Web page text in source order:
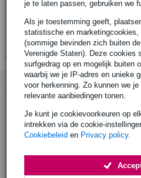
je te laten passen, gebruiken we
Als je toestemming geeft,
statistische en
(sommige bevinden zich buiten
Verenigde Staten). Deze cookies
surfgedrag op en mogelijk buiten
waarbij we je IP-adres en unieke
voor herkenning. Zo kunnen we
relevante aanbiedingen tonen.
Je kunt je cookievoorkeuren op
intrekken via de cookie-
Cookiebeleid en Privacy policy.
type product: trigger clamp met
toepassing: accessoire voor
geschikt voor buisdiameter: 48 –
Bekijk alle productspecificaties
Accessoires (9)